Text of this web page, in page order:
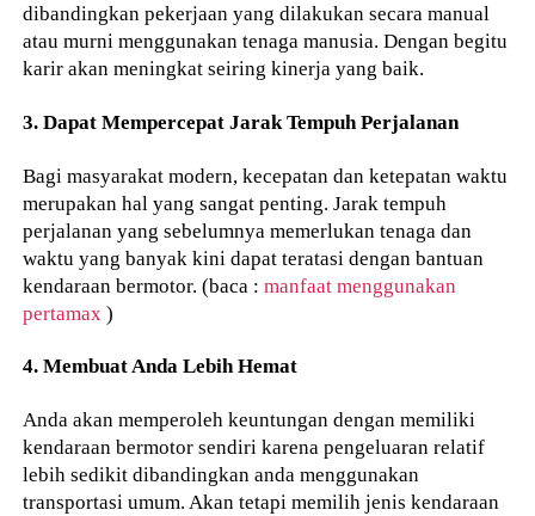
dibandingkan pekerjaan yang dilakukan secara manual
atau murni menggunakan tenaga manusia. Dengan begitu
karir akan meningkat seiring kinerja yang baik.
3. Dapat Mempercepat Jarak Tempuh Perjalanan
Bagi masyarakat modern, kecepatan dan ketepatan waktu
merupakan hal yang sangat penting. Jarak tempuh
perjalanan yang sebelumnya memerlukan tenaga dan
waktu yang banyak kini dapat teratasi dengan bantuan
kendaraan bermotor. (baca :manfaat menggunakan
pertamax)
4. Membuat Anda Lebih Hemat
Anda akan memperoleh keuntungan dengan memiliki
kendaraan bermotor sendiri karena pengeluaran relatif
lebih sedikit dibandingkan anda menggunakan
transportasi umum. Akan tetapi memilih jenis kendaraan